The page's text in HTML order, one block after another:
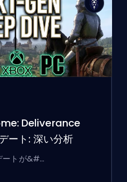
Deliverance
ート: 深い分析
ートが&#…